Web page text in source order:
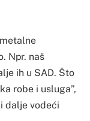
Npr. naš
ih u SAD. Što
robe i usluga”,
dalje vodeći